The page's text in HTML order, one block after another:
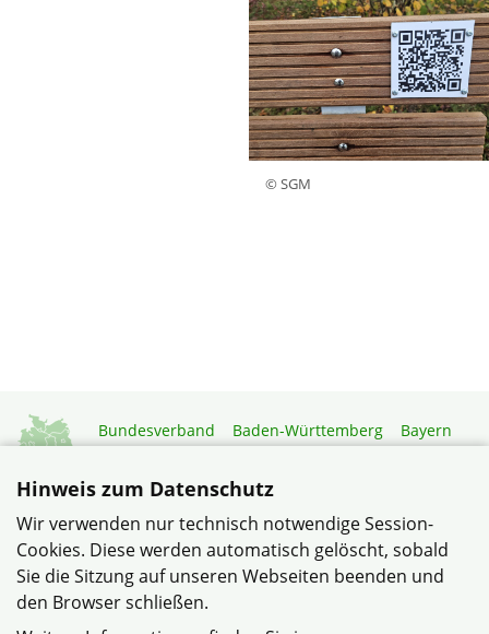
© SGM
Bundesverband Baden-Württemberg
Bayern
Hamburg
Hessen
Mecklenburg-Vorpommern
Niedersachsen
Nordrhein-Westfalen
Rheinland-Pfalz
Saarland
Sachsen
Sachsen-Anhalt
Schleswig-Holstein
Thüringen
Mitgliedermagazin
Hinweis zum Datenschutz
Wir verwenden nur technisch notwendige Session-
Cookies. Diese werden automatisch gelöscht, sobald
Sie die Sitzung auf unseren Webseiten beenden und
den Browser schließen.